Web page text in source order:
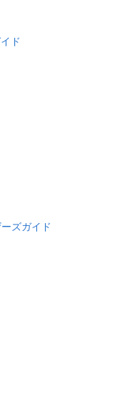
ド
ズガイド